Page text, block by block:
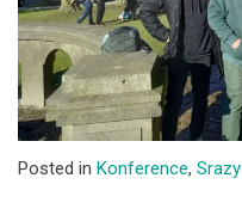
Posted in Konference, Srazy